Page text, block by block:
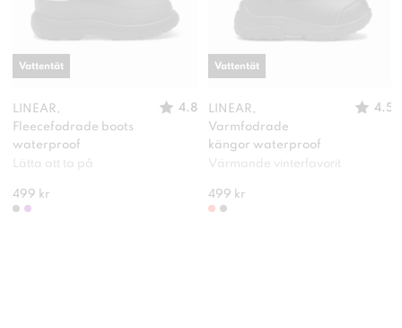
LINEAR,
Fleecefodrade boots
waterproof
4.8
Lätta att ta på
499 kr
Vattentät
LINEAR,
Varmfodrade
kängor waterproof
4.5
Värmande vinterfavorit
499 kr
Vattentät